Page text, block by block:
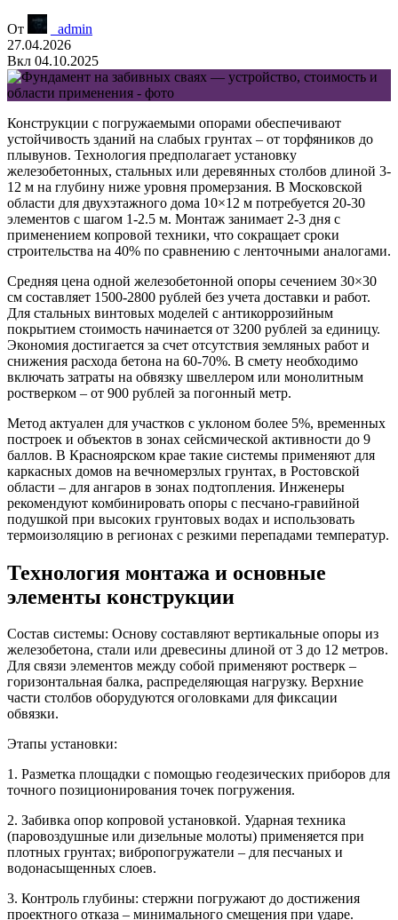
От
_admin
27.04.2026
Вкл 04.10.2025
Конструкции с погружаемыми опорами обеспечивают
устойчивость зданий на слабых грунтах – от торфяников до
плывунов. Технология предполагает установку
железобетонных, стальных или деревянных столбов длиной 3-
12 м на глубину ниже уровня промерзания. В Московской
области для двухэтажного дома 10×12 м потребуется 20-30
элементов с шагом 1-2.5 м. Монтаж занимает 2-3 дня с
применением копровой техники, что сокращает сроки
строительства на 40% по сравнению с ленточными аналогами.
Средняя цена одной железобетонной опоры сечением 30×30
см составляет 1500-2800 рублей без учета доставки и работ.
Для стальных винтовых моделей с антикоррозийным
покрытием стоимость начинается от 3200 рублей за единицу.
Экономия достигается за счет отсутствия земляных работ и
снижения расхода бетона на 60-70%. В смету необходимо
включать затраты на обвязку швеллером или монолитным
ростверком – от 900 рублей за погонный метр.
Метод актуален для участков с уклоном более 5%, временных
построек и объектов в зонах сейсмической активности до 9
баллов. В Красноярском крае такие системы применяют для
каркасных домов на вечномерзлых грунтах, в Ростовской
области – для ангаров в зонах подтопления. Инженеры
рекомендуют комбинировать опоры с песчано-гравийной
подушкой при высоких грунтовых водах и использовать
термоизоляцию в регионах с резкими перепадами температур.
Технология монтажа и основные
элементы конструкции
Состав системы: Основу составляют вертикальные опоры из
железобетона, стали или древесины длиной от 3 до 12 метров.
Для связи элементов между собой применяют ростверк –
горизонтальная балка, распределяющая нагрузку. Верхние
части столбов оборудуются оголовками для фиксации
обвязки.
Этапы установки:
1. Разметка площадки с помощью геодезических приборов для
точного позиционирования точек погружения.
2. Забивка опор копровой установкой. Ударная техника
(паровоздушные или дизельные молоты) применяется при
плотных грунтах; вибропогружатели – для песчаных и
водонасыщенных слоев.
3. Контроль глубины: стержни погружают до достижения
проектного отказа – минимального смещения при ударе.